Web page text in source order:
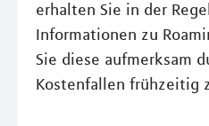
erhalten Sie in der
Informationen zu
Sie diese aufmerksam
Kostenfallen frühzeitig